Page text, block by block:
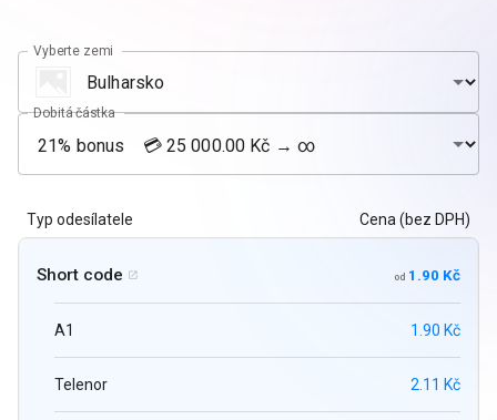
Vyberte zemi
Dobitá částka
Typ odesílatele Cena (bez DPH)
Short code  od 1.90 Kč
A1 1.90 Kč
Telenor 2.11 Kč